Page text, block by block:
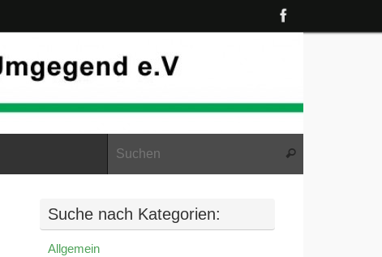
Suchen
Suche nach Kategorien:
Allgemein